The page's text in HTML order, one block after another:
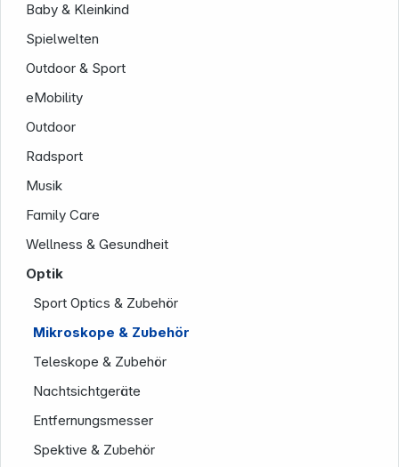
Baby & Kleinkind
Spielwelten
Outdoor & Sport
eMobility
Outdoor
Radsport
Musik
Family Care
Wellness & Gesundheit
Optik
Sport Optics & Zubehör
Mikroskope & Zubehör
Teleskope & Zubehör
Nachtsichtgeräte
Entfernungsmesser
Spektive & Zubehör
Service